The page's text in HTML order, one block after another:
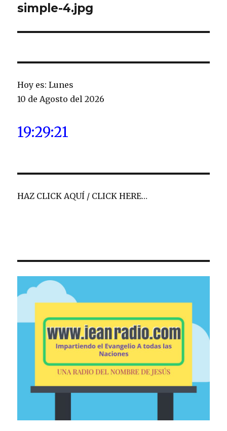
entradas
simple-4.jpg
Hoy es: Lunes
10 de Agosto del 2026
19:29:22
HAZ CLICK AQUÍ / CLICK HERE…